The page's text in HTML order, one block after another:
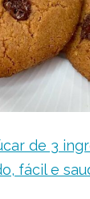
de 3
fácil e